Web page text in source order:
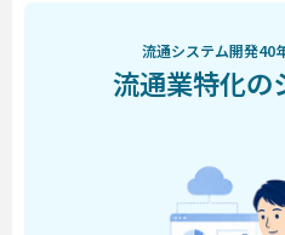
流通システム開発40
流通業特化の